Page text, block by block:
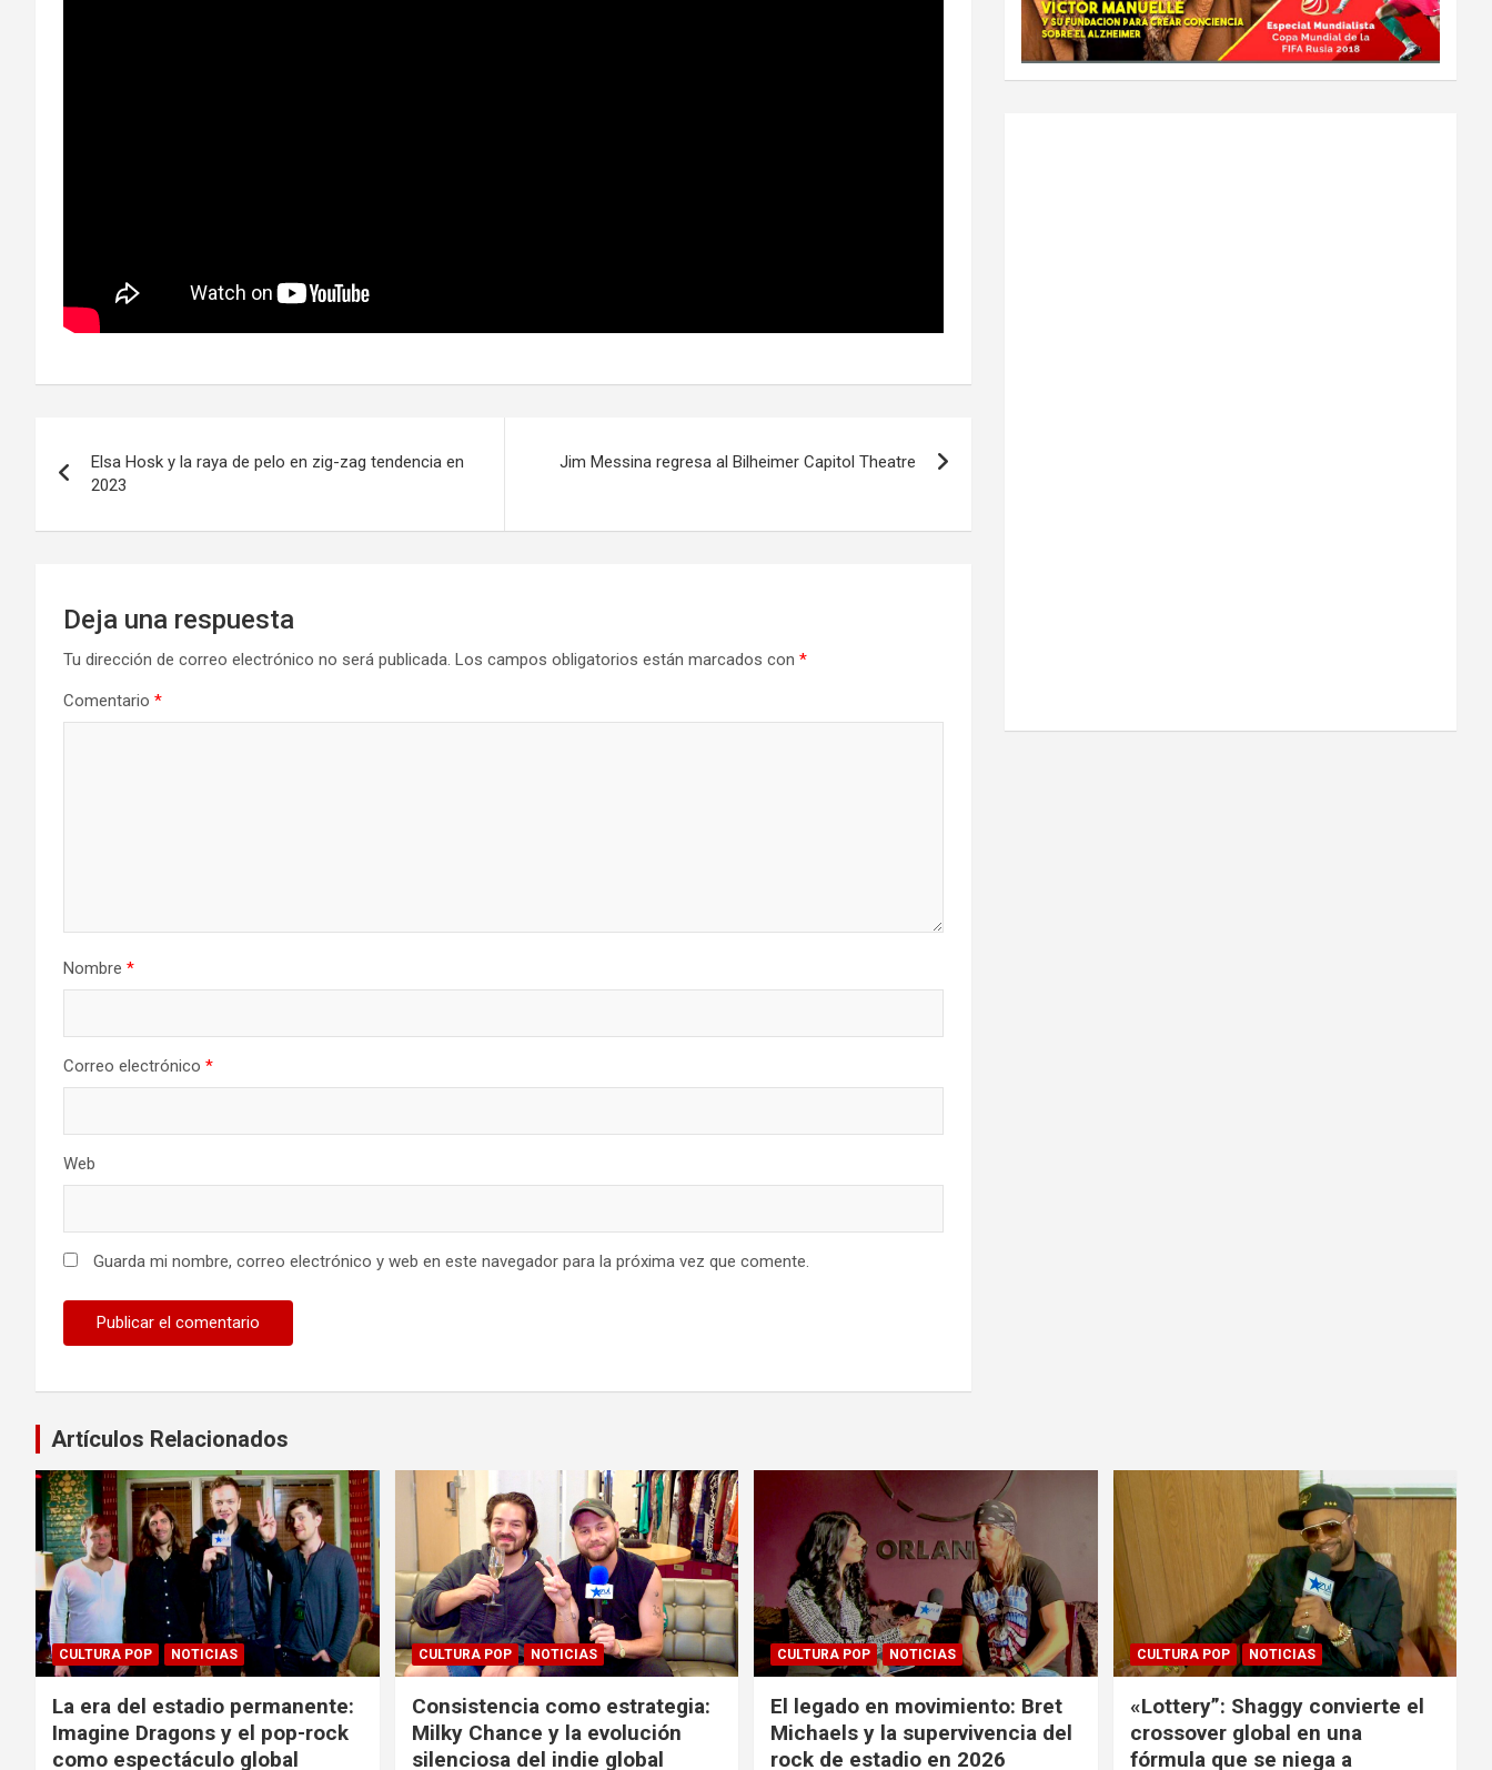
de
entradas
Elsa Hosk y la raya de pelo en zig-zag tendencia en
2023
Jim Messina regresa al Bilheimer Capitol Theatre
Deja una respuesta
Tu dirección de correo electrónico no será publicada. Los campos obligatorios están marcados con *
Comentario *
Nombre *
Correo electrónico *
Web
Guarda mi nombre, correo electrónico y web en este navegador para la próxima vez que comente.
Artículos Relacionados
CULTURA POP NOTICIAS
La era del estadio permanente:
Imagine Dragons y el pop-rock
como espectáculo global
CULTURA POP NOTICIAS
Consistencia como estrategia:
Milky Chance y la evolución
silenciosa del indie global
CULTURA POP NOTICIAS
El legado en movimiento: Bret
Michaels y la supervivencia del
rock de estadio en 2026
CULTURA POP NOTICIAS
«Lottery”: Shaggy convierte el
crossover global en una
fórmula que se niega a